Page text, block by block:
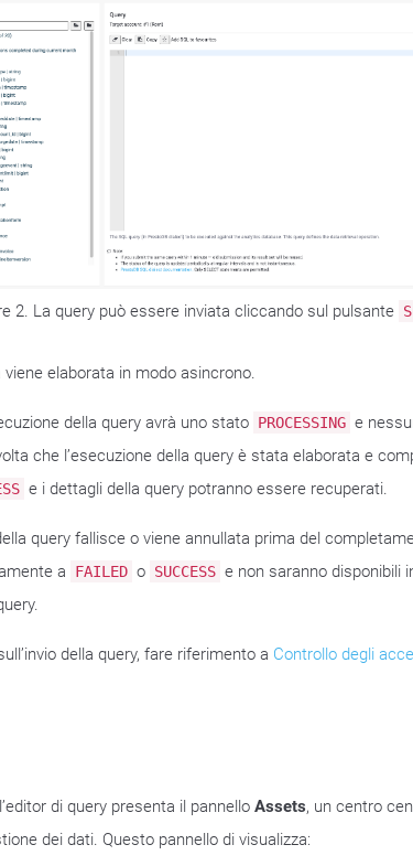
2. La query può essere inviata cliccando sul pulsante
viene elaborata in modo asincrono.
della query avrà uno stato PROCESSING e
che l’esecuzione della query è stata elaborata e
e i dettagli della query potranno essere recuperati.
query fallisce o viene annullata prima del
a
FAILED o SUCCESS e non saranno disponibili
della query, fare riferimento a Controllo degli
di query presenta il pannello Assets, un centro
dei dati. Questo pannello di visualizza: